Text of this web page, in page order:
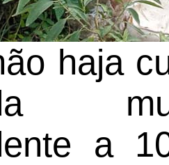
haja
a